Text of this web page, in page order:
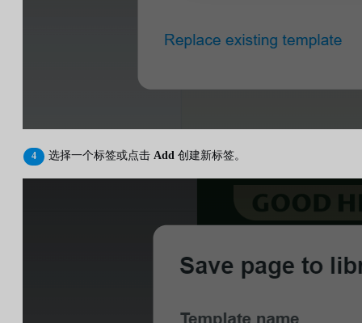
选择一个标签或点击 Add 创建新标签。